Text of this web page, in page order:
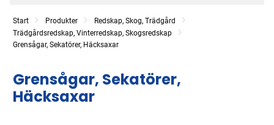
Start Produkter
Redskap, Skog, Trädgård
Trädgårdsredskap, Vinterredskap, Skogsredskap
Grensågar, Sekatörer, Häcksaxar
Grensågar, Sekatörer,
Häcksaxar